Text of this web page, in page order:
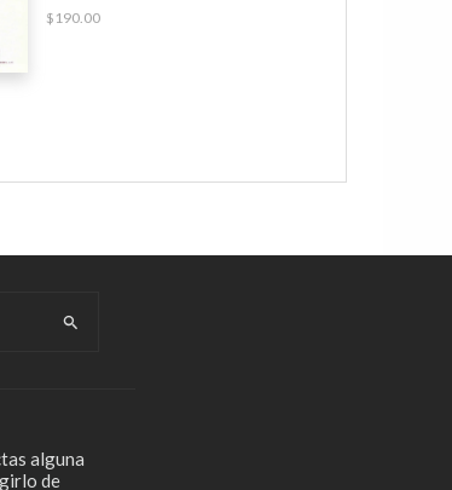
$ 190.00
alguna
de